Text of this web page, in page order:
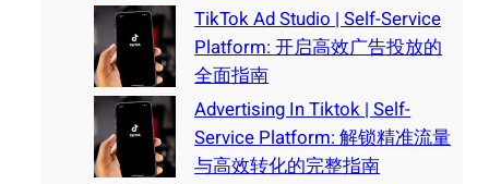
TikTok Ad Studio | Self-Service
Platform: 开启高效广告投放的
全面指南
Advertising In Tiktok | Self-
Service Platform: 解锁精准流量
与高效转化的完整指南